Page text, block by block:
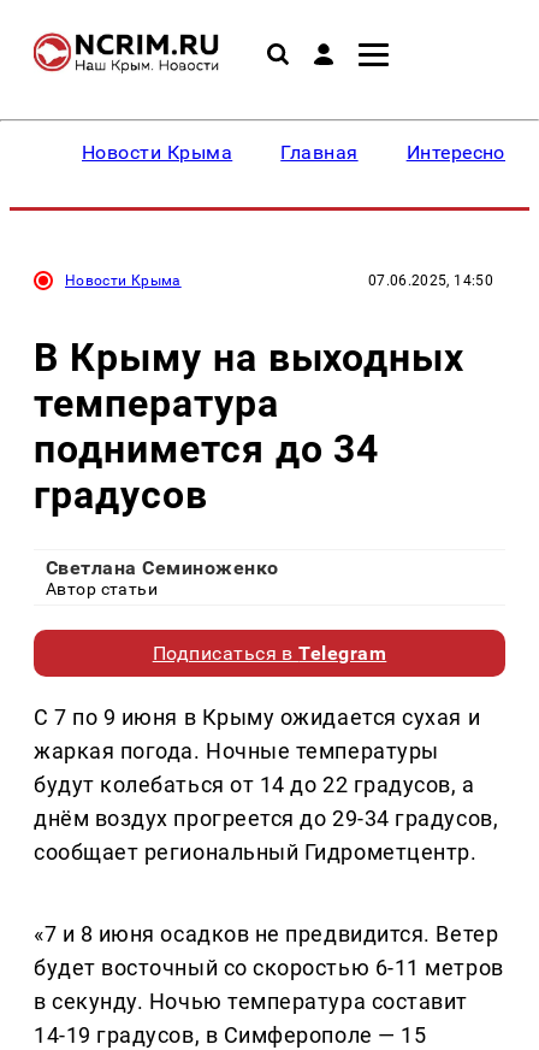
Новости Крыма Главная Интересное
Новости Крыма 07.06.2025, 14:50
В Крыму на выходных
температура
поднимется до 34
градусов
Светлана Семиноженко
Автор статьи
Подписаться вTelegram
С 7 по 9 июня в Крыму ожидается сухая и
жаркая погода. Ночные температуры
будут колебаться от 14 до 22 градусов, а
днём воздух прогреется до 29-34 градусов,
сообщает региональный Гидрометцентр.
«7 и 8 июня осадков не предвидится. Ветер
будет восточный со скоростью 6-11 метров
в секунду. Ночью температура составит
14-19 градусов, в Симферополе — 15